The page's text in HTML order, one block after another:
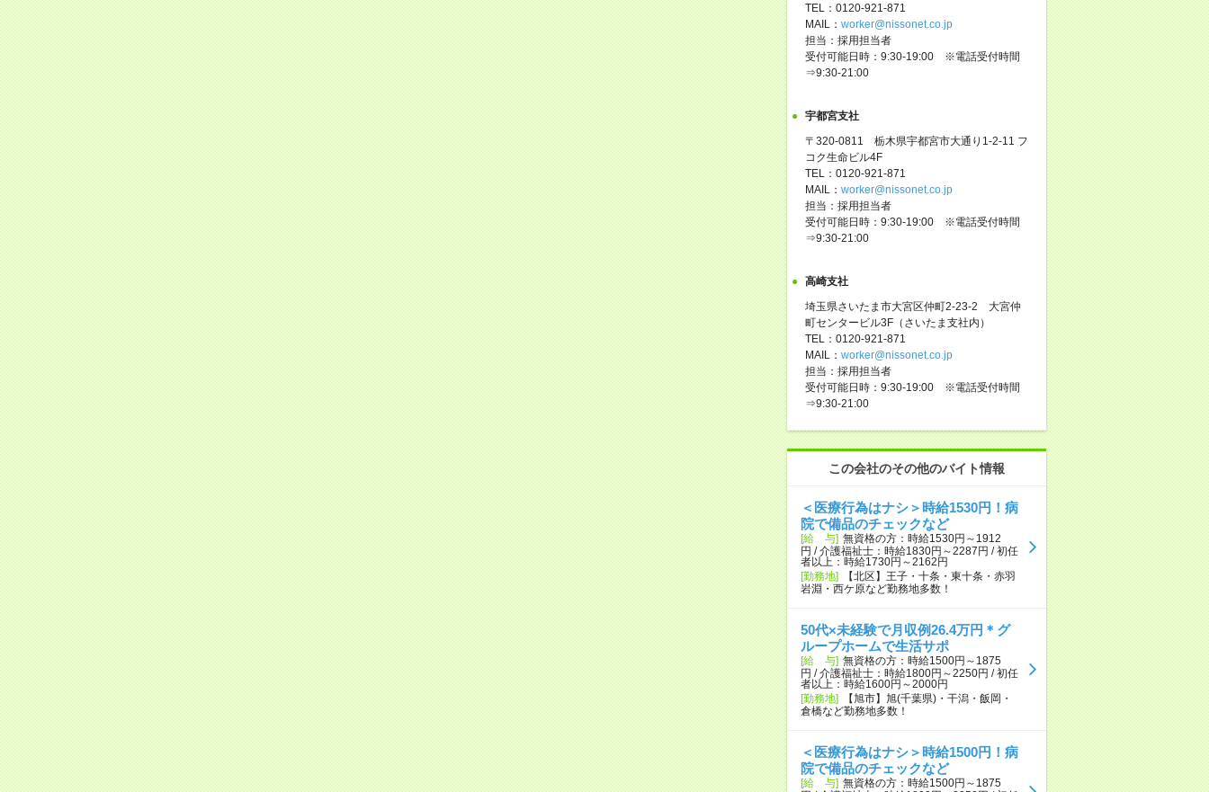
TEL：0120-921-871
MAIL： worker@nissonet.co.jp
担当：採用担当者
受付可能日時：9:30-19:00 ※電話受付時間
⇒9:30-21:00
宇都宮支社
〒320-0811 栃木県宇都宮市大通り1-2-11 フ
コク生命ビル4F
TEL：0120-921-871
MAIL： worker@nissonet.co.jp
担当：採用担当者
受付可能日時：9:30-19:00 ※電話受付時間
⇒9:30-21:00
高崎支社
埼玉県さいたま市大宮区仲町2-23-2 大宮仲
町センタービル3F（さいたま支社内）
TEL：0120-921-871
MAIL： worker@nissonet.co.jp
担当：採用担当者
受付可能日時：9:30-19:00 ※電話受付時間
⇒9:30-21:00
この会社のその他のバイト情報
＜医療行為はナシ＞時給1530円！病
院で備品のチェックなど
[給 与] 無資格の方：時給1530円～1912
円 / 介護福祉士：時給1830円～2287円 / 初任
者以上：時給1730円～2162円
[勤務地]
【北区】王子・十条・東十条・赤羽
岩淵・西ケ原など勤務地多数！
50代×未経験で月収例26.4万円＊グ
ループホームで生活サポ
[給 与] 無資格の方：時給1500円～1875
円 / 介護福祉士：時給1800円～2250円 / 初任
者以上：時給1600円～2000円
[勤務地]
【旭市】旭(千葉県)・干潟・飯岡・
倉橋など勤務地多数！
＜医療行為はナシ＞時給1500円！病
院で備品のチェックなど
[給 与] 無資格の方：時給1500円～1875